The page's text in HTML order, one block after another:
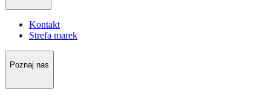
Kontakt
Strefa marek
Poznaj nas